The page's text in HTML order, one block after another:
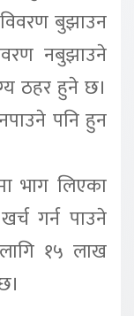
बुझाउन
नबुझाउने
ठहर हुने छ।
पनि हुन
भाग लिएका
गर्न पाउने
१५ लाख